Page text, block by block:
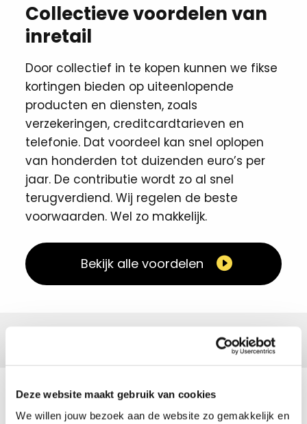
Deze website maakt gebruik van cookies
We willen jouw bezoek aan de website zo gemakkelijk en
Collectieve voordelen van
inretail
Door collectief in te kopen kunnen we fikse
kortingen ​bieden op uiteenlopende
producten en diensten, zoals
verzekeringen, creditcardtarieven en
telefonie. Dat voordeel kan snel oplopen
van honderden tot duizenden euro’s per
jaar. De contributie wordt zo al snel
terugverdiend. Wij regelen de beste
voorwaarden. Wel zo makkelijk. ​
Bekijk alle voordelen
Advies nodig?